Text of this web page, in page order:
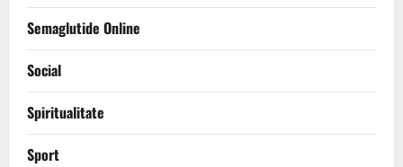
Semaglutide Online
Social
Spiritualitate
Sport